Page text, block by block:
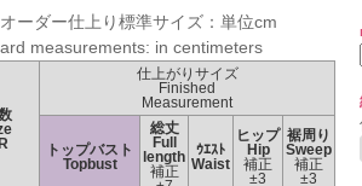
ーダー仕上り標準サイズ：単位cm
measurements: in centimeters
仕上がりサイズ
Finished
Measurement
トップバスト
Topbust
総丈
Full
length
補正
ｳｴｽﾄ
Waist
ヒップ
Hip
補正
±3
裾周り
Sweep
補正
±3